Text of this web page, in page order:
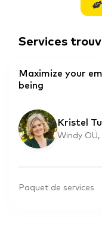
Services
Maximize your
being
Kristel
Windy OÜ,
Paquet de services